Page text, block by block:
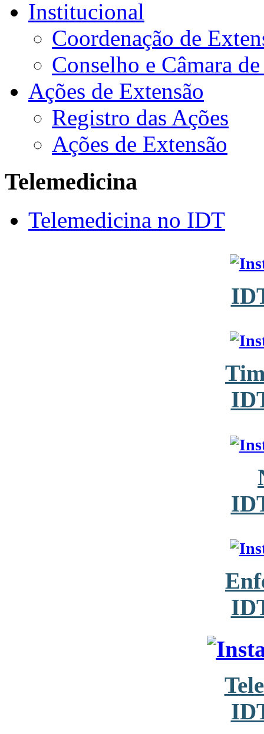
Institucional
Coordenação de
Conselho e Câmara
Ações de Extensão
Registro das Ações
Ações de Extensão
Telemedicina
Telemedicina no IDT